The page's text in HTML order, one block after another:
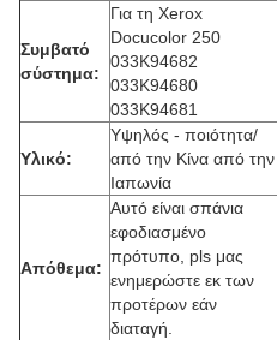
Συμβατό
σύστημα:
Για τη Xerox
Docucolor 250
033K94682
033K94680
033K94681
Υλικό:
Υψηλός - ποιότητα/
από την Κίνα από την
Ιαπωνία
Απόθεμα:
Αυτό είναι σπάνια
εφοδιασμένο
πρότυπο, pls μας
ενημερώστε εκ των
προτέρων εάν
διαταγή.